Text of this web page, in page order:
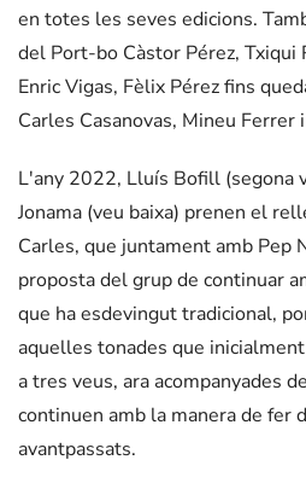
en totes les seves edicions.
del Port-bo Càstor Pérez, Txiqui
Enric Vigas, Fèlix Pérez fins
Carles Casanovas, Mineu Ferrer
L'any 2022, Lluís Bofill (segona
Jonama (veu baixa) prenen el
Carles, que juntament amb Pep
proposta del grup de continuar
que ha esdevingut tradicional,
aquelles tonades que
a tres veus, ara acompanyades
continuen amb la manera de fer
avantpassats.